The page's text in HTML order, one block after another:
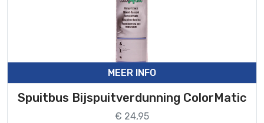
MEER INFO
Spuitbus Bijspuitverdunning ColorMatic
€ 24,95